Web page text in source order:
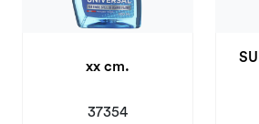
xx cm.
37354